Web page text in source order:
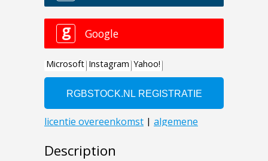
Description